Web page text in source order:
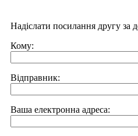
Надіслати посилання другу
Кому:
Відправник:
Ваша електронна адреса: